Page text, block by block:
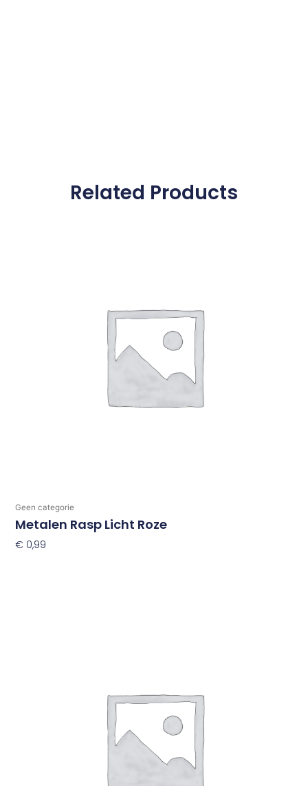
Related Products
Geen categorie
Metalen Rasp Licht Roze
€ 0,99